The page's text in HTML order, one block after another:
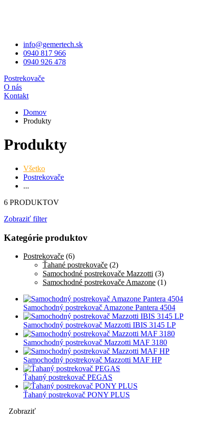
info@gemertech.sk
0940 817 966
0940 926 478
Postrekovače
O nás
Kontakt
Domov
Produkty
Produkty
Všetko
Postrekovače
...
6 PRODUKTOV
Zobraziť filter
Kategórie produktov
Postrekovače (6)
Ťahané postrekovače (2)
Samochodné postrekovače Mazzotti (3)
Samochodné postrekovače Amazone (1)
Samochodný postrekovač Amazone Pantera 4504
Samochodný postrekovač Mazzotti IBIS 3145 LP
Samochodný postrekovač Mazzotti MAF 3180
Samochodný postrekovač Mazzotti MAF HP
Ťahaný postrekovač PEGAS
Ťahaný postrekovač PONY PLUS
Zobraziť